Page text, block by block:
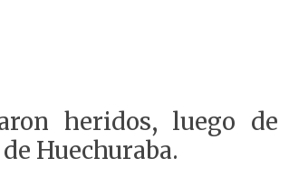
heridos, luego
Huechuraba.